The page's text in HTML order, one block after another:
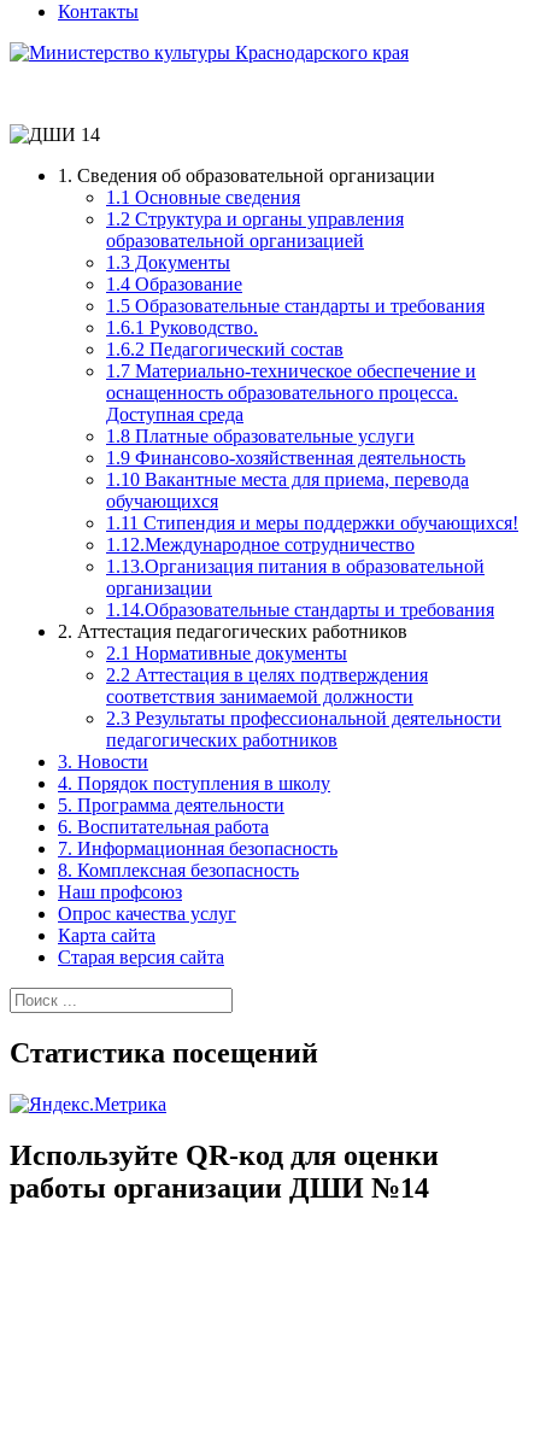
Контакты
1. Сведения об образовательной организации
1.1 Основные сведения
1.2 Структура и органы управления
образовательной организацией
1.3 Документы
1.4 Образование
1.5 Образовательные стандарты и требования
1.6.1 Руководство.
1.6.2 Педагогический состав
1.7 Материально-техническое обеспечение и
оснащенность образовательного процесса.
Доступная среда
1.8 Платные образовательные услуги
1.9 Финансово-хозяйственная деятельность
1.10 Вакантные места для приема, перевода
обучающихся
1.11 Стипендия и меры поддержки обучающихся!
1.12.Международное сотрудничество
1.13.Организация питания в образовательной
организации
1.14.Образовательные стандарты и требования
2. Аттестация педагогических работников
2.1 Нормативные документы
2.2 Аттестация в целях подтверждения
соответствия занимаемой должности
2.3 Результаты профессиональной деятельности
педагогических работников
3. Новости
4. Порядок поступления в школу
5. Программа деятельности
6. Воспитательная работа
7. Информационная безопасность
8. Комплексная безопасность
Наш профсоюз
Опрос качества услуг
Карта сайта
Старая версия сайта
Найти:
Статистика посещений
Используйте QR-код для оценки
работы организации ДШИ №14